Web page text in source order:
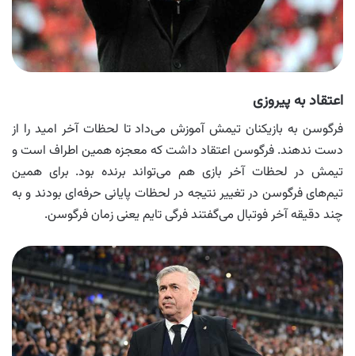
اعتقاد به پیروزی
فرگوسن به بازیکنان تیمش آموزش می‌داد تا لحظات آخر امید را از
دست ندهند. فرگوسن اعتقاد داشت که معجزه همین اطراف است و
تیمش در لحظات آخر بازی هم می‌تواند برنده بود. برای همین
تیم‌های فرگوسن در تغییر نتیجه در لحظات پایانی حرفه‌ای بودند و به
چند دقیقه آخر فوتبال می‌گفتند فرگی تایم یعنی زمان فرگوسن.